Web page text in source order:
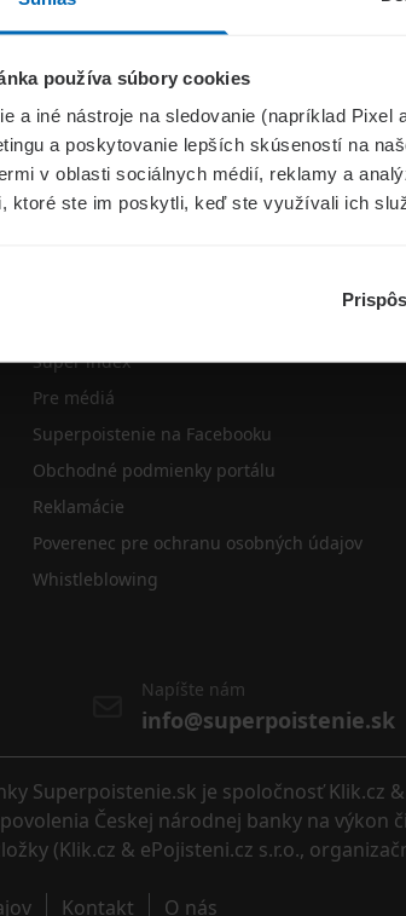
používa súbory cookies
a iné nástroje na sledovanie (napríklad
a poskytovanie lepších skúseností na
v oblasti sociálnych médií, reklamy a
ktoré ste im poskytli, keď ste využívali ich
Super index
Pre médiá
Superpoistenie na Facebooku
Obchodné podmienky portálu
Reklamácie
Poverenec pre ochranu osobných údajov
Whistleblowing
Napíšte nám
info@superpoistenie.sk
Superpoistenie.sk je spoločnosť Klik.cz
povolenia Českej národnej banky na
(Klik.cz & ePojisteni.cz s.r.o.,
Kontakt O nás